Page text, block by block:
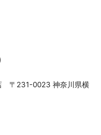
〒231-0023 神奈川県横